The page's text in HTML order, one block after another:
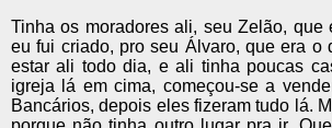
Tinha os moradores ali, seu Zelão,
eu fui criado, pro seu Álvaro, que era
estar ali todo dia, e ali tinha poucas
igreja lá em cima, começou-se a
Bancários, depois eles fizeram tudo lá.